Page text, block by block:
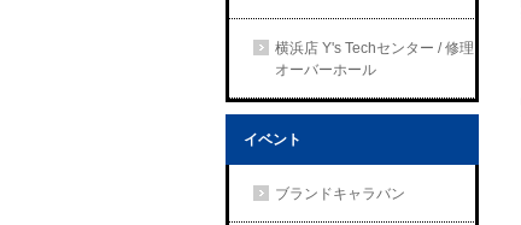
横浜店 Y's Techセンター / 修理
オーバーホール
イベント
ブランドキャラバン